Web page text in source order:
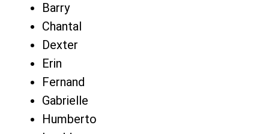
Barry
Chantal
Dexter
Erin
Fernand
Gabrielle
Humberto